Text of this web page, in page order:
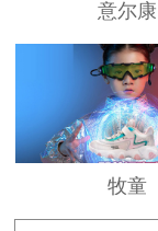
意尔康
牧童